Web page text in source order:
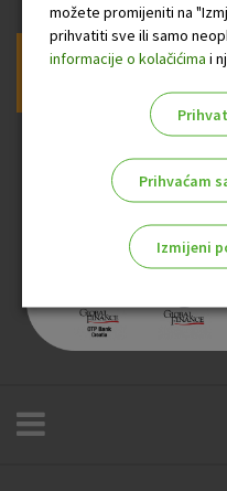
Prijava na newsletter
možete promijeniti na
prihvatiti sve ili samo
informacije o kolačićima i
Prihvaćam
Izmijeni